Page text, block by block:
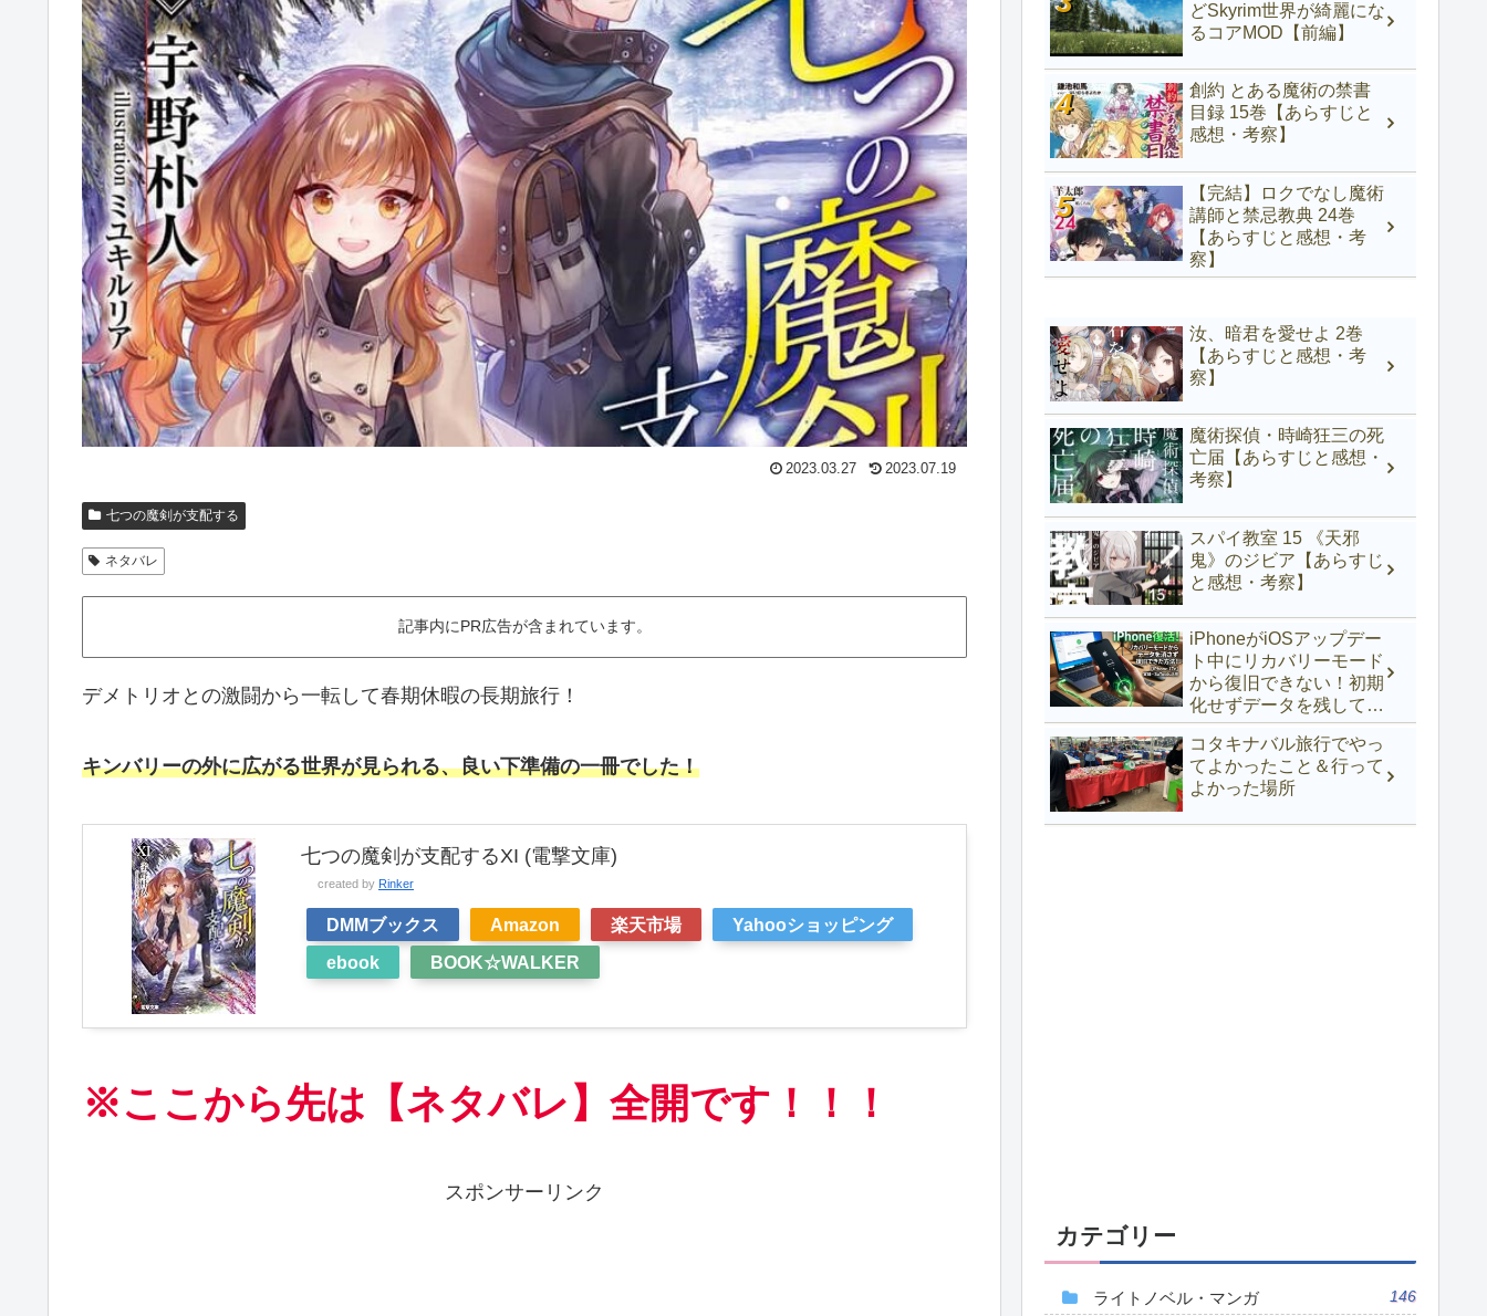
2023.03.27 2023.07.19
七つの魔剣が支配する
ネタバレ
記事内にPR広告が含まれています。
デメトリオとの激闘から一転して春期休暇の長期旅行！
キンバリーの外に広がる世界が見られる、良い下準備の一冊でした！
七つの魔剣が支配するXI (電撃文庫)
created by Rinker
DMMブックス Amazon 楽天市場
Yahooショッピング
ebook
BOOK☆WALKER
※ここから先は【ネタバレ】全開です！！！
スポンサーリンク
どSkyrim世界が綺麗にな
るコアMOD【前編】
創約 とある魔術の禁書
目録 15巻【あらすじと
感想・考察】
【完結】ロクでなし魔術
講師と禁忌教典 24巻
【あらすじと感想・考
察】
汝、暗君を愛せよ 2巻
【あらすじと感想・考
察】
魔術探偵・時崎狂三の死
亡届【あらすじと感想・
考察】
スパイ教室 15 《天邪
鬼》のジビア【あらすじ
と感想・考察】
iPhoneがiOSアップデー
ト中にリカバリーモード
から復旧できない！初期
化せずデータを残して復
活できた方法【iPhone
17e】
コタキナバル旅行でやっ
てよかったこと＆行って
よかった場所
カテゴリー
ライトノベル・マンガ 146